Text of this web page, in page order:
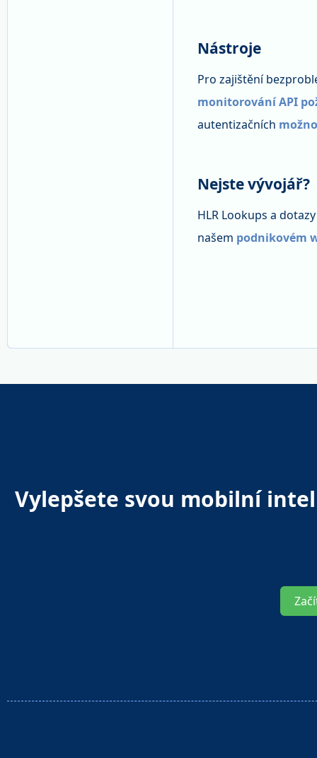
Nástroje
Pro zajištění
monitorování API
autentizačních
Nejste vývojář?
HLR Lookups a
našem podnikovém
Vylepšete svou mobilní